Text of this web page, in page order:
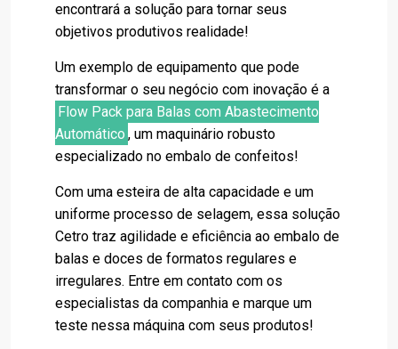
encontrará a solução para tornar seus
objetivos produtivos realidade!
Um exemplo de equipamento que pode
transformar o seu negócio com inovação é a
Flow Pack para Balas com Abastecimento
Automático , um maquinário robusto
especializado no embalo de confeitos!
Com uma esteira de alta capacidade e um
uniforme processo de selagem, essa solução
Cetro traz agilidade e eficiência ao embalo de
balas e doces de formatos regulares e
irregulares. Entre em contato com os
especialistas da companhia e marque um
teste nessa máquina com seus produtos!